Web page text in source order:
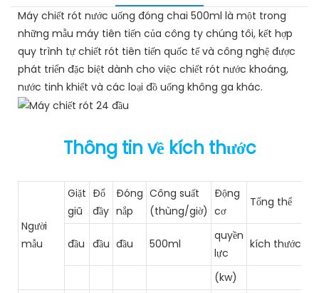
Máy chiết rót nước uống đóng chai 500ml là một trong
những mẫu máy tiên tiến của công ty chúng tôi, kết hợp
quy trình tự chiết rót tiên tiến quốc tế và công nghệ được
phát triển đặc biệt dành cho việc chiết rót nước khoáng,
nước tinh khiết và các loại đồ uống không ga khác.
Thông tin về kích thước
Người
mẫu
Giặt
giũ
Đổ
đầy
Đóng
nắp
Công suất
(thùng/giờ)
Động
cơ
Tổng thể
đầu đầu đầu 500ml
quyền
lực
kích thước
(kw)